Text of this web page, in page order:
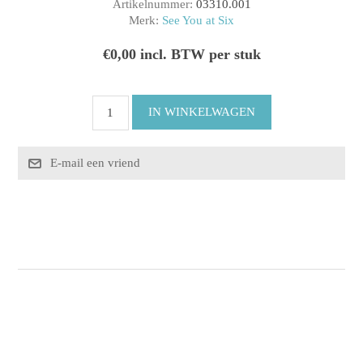
Artikelnummer: 03310.001
Merk: See You at Six
€0,00 incl. BTW per stuk